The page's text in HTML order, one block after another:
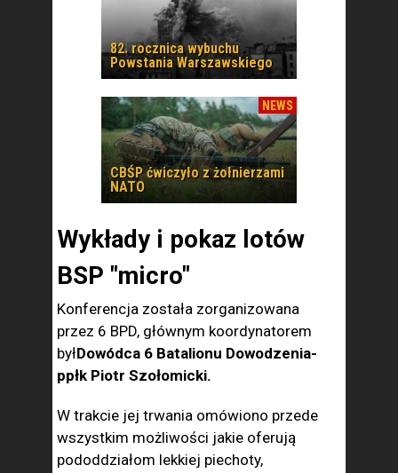
82. rocznica wybuchu
Powstania Warszawskiego
NEWS
CBŚP ćwiczyło z żołnierzami
NATO
Wykłady i pokaz lotów
BSP "micro"
Konferencja została zorganizowana
przez 6 BPD, głównym koordynatorem
byłDowódca 6 Batalionu Dowodzenia-
ppłk Piotr Szołomicki.
W trakcie jej trwania omówiono przede
wszystkim możliwości jakie oferują
pododdziałom lekkiej piechoty,